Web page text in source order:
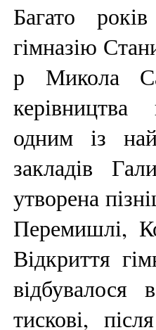
Багато
гімназію
р Микола
одним із
закладів
утворена
Перемишлі,
Відкриття
відбувалося
тискові,